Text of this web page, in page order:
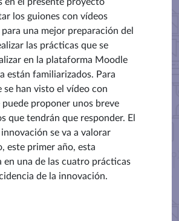
los guiones con vídeos
una mejor preparación del
las prácticas que se
en la plataforma Moodle
están familiarizados. Para
se han visto el vídeo con
puede proponer unos breve
que tendrán que responder. El
se va a valorar
este primer año, esta
en una de las cuatro prácticas
de la innovación.